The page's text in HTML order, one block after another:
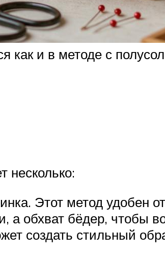
как и в методе с
несколько:
Этот метод удобен
а обхват бёдер, чтобы
создать стильный